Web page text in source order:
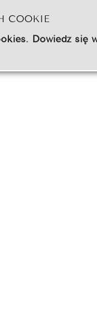
COOKIE
Dowiedz